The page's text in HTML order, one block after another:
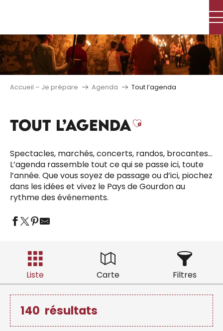
principal
Accueil – Je prépare Agenda Tout l’agenda
TOUT L’AGENDAAjouter aux
Spectacles, marchés, concerts, randos, brocantes…
L’agenda rassemble tout ce qui se passe ici, toute
l’année. Que vous soyez de passage ou d’ici, piochez
dans les idées et vivez le Pays de Gourdon au
rythme des événements.
Liste Carte Filtres
140 résultats